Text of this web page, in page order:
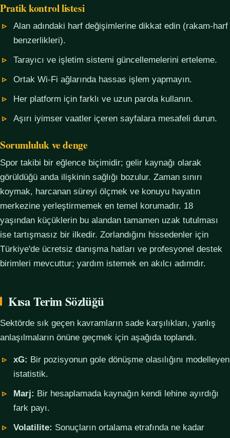
Pratik kontrol listesi
Alan adındaki harf değişimlerine dikkat edin (rakam-harf
benzerlikleri).
Tarayıcı ve işletim sistemi güncellemelerini erteleme.
Ortak Wi-Fi ağlarında hassas işlem yapmayın.
Her platform için farklı ve uzun parola kullanın.
Aşırı iyimser vaatler içeren sayfalara mesafeli durun.
Sorumluluk ve denge
Spor takibi bir eğlence biçimidir; gelir kaynağı olarak
görüldüğü anda ilişkinin sağlığı bozulur. Zaman sınırı
koymak, harcanan süreyi ölçmek ve konuyu hayatın
merkezine yerleştirmemek en temel korumadır. 18
yaşından küçüklerin bu alandan tamamen uzak tutulması
ise tartışmasız bir ilkedir. Zorlandığını hissedenler için
Türkiye'de ücretsiz danışma hatları ve profesyonel destek
birimleri mevcuttur; yardım istemek en akılcı adımdır.
Kısa Terim Sözlüğü
Sektörde sık geçen kavramların sade karşılıkları, yanlış
anlaşılmaların önüne geçmek için aşağıda toplandı.
xG: Bir pozisyonun gole dönüşme olasılığını modelleyen
istatistik.
Marj: Bir hesaplamada kaynağın kendi lehine ayırdığı
fark payı.
Volatilite: Sonuçların ortalama etrafında ne kadar